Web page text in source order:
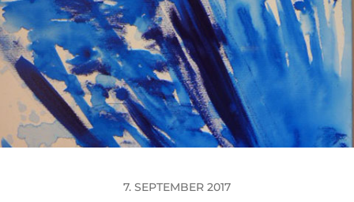
7. SEPTEMBER 2017